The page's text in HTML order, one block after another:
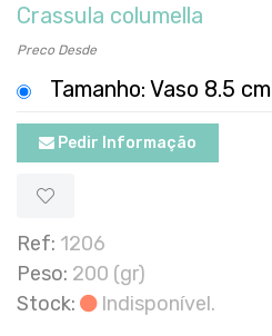
Crassula columella
Preco Desde
Tamanho: Vaso 8.5 cm
Pedir Informação
Ref: 1206
Peso: 200 (gr)
Stock:
Indisponível.